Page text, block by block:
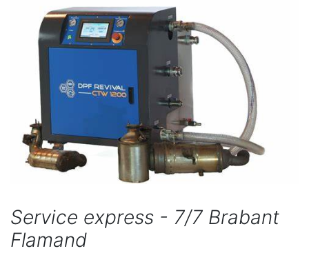
Service express - 7/7 Brabant
Flamand